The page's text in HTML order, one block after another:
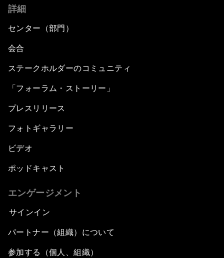
詳細
センター（部門）
会合
ステークホルダーのコミュニティ
「フォーラム・ストーリー」
プレスリリース
フォトギャラリー
ビデオ
ポッドキャスト
エンゲージメント
サインイン
パートナー（組織）について
参加する（個人、組織）